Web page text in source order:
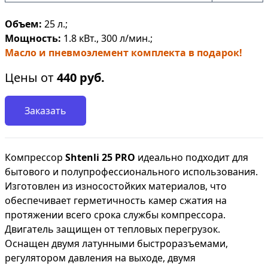
Объем: 25 л.;
Мощность: 1.8 кВт., 300 л/мин.;
Масло и пневмоэлемент комплекта в подарок!
Цены от440 руб.
Заказать
Компрессор Shtenli 25 PRO идеально подходит для
бытового и полупрофессионального использования.
Изготовлен из износостойких материалов, что
обеспечивает герметичность камер сжатия на
протяжении всего срока службы компрессора.
Двигатель защищен от тепловых перегрузок.
Оснащен двумя латунными быстроразъемами,
регулятором давления на выходе, двумя